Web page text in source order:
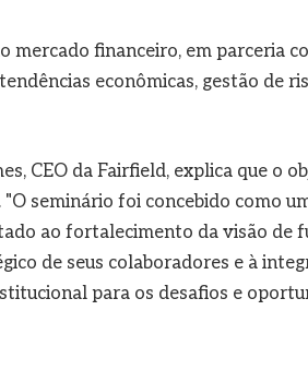
mercado financeiro, em parceria
econômicas, gestão de
CEO da Fairfield, explica que o
seminário foi concebido como
ao fortalecimento da visão de
de seus colaboradores e à
para os desafios e